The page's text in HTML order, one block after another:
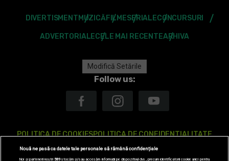
DIVERTISMENT MUZICĂFILMESERIALECONCURSURI
ADVERTORIALECELE MAI RECENTEARHIVA
Modifică Setările
Follow us:
POLITICA DE COOKIESPOLITICA DE CONFIDENTIALITATE
ANTENA TV GROUP S.A. – DATE COMPANIE
Nouă ne pasă ca datele tale personale să rămână confidențiale
Noi și partenerii noștri589stocăm și/sau accesăm informații pe dispozitivul dvs., precum identificatorii cookie unici pentru